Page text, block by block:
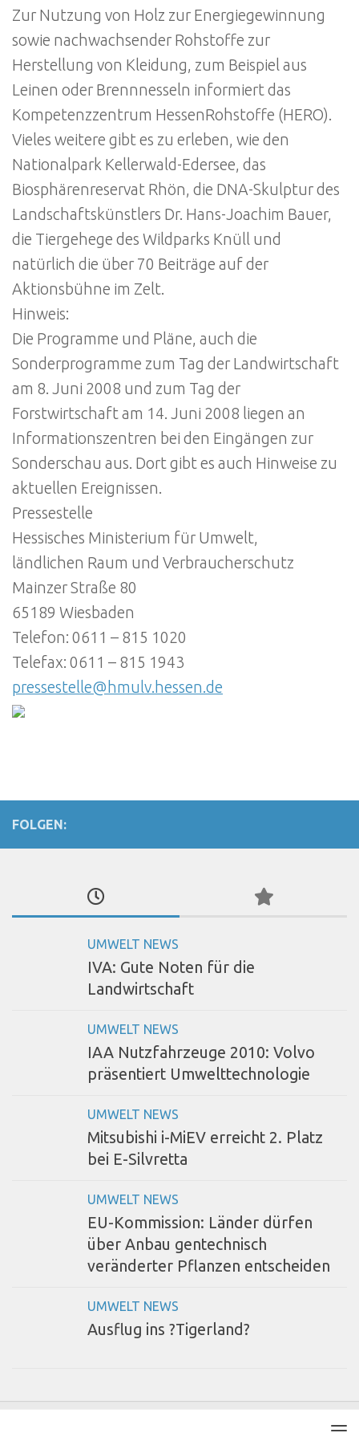
Zur Nutzung von Holz zur Energiegewinnung
sowie nachwachsender Rohstoffe zur
Herstellung von Kleidung, zum Beispiel aus
Leinen oder Brennnesseln informiert das
Kompetenzzentrum HessenRohstoffe (HERO).
Vieles weitere gibt es zu erleben, wie den
Nationalpark Kellerwald-Edersee, das
Biosphärenreservat Rhön, die DNA-Skulptur des
Landschaftskünstlers Dr. Hans-Joachim Bauer,
die Tiergehege des Wildparks Knüll und
natürlich die über 70 Beiträge auf der
Aktionsbühne im Zelt.
Hinweis:
Die Programme und Pläne, auch die
Sonderprogramme zum Tag der Landwirtschaft
am 8. Juni 2008 und zum Tag der
Forstwirtschaft am 14. Juni 2008 liegen an
Informationszentren bei den Eingängen zur
Sonderschau aus. Dort gibt es auch Hinweise zu
aktuellen Ereignissen.
Pressestelle
Hessisches Ministerium für Umwelt,
ländlichen Raum und Verbraucherschutz
Mainzer Straße 80
65189 Wiesbaden
Telefon: 0611 – 815 1020
Telefax: 0611 – 815 1943
pressestelle@hmulv.hessen.de
FOLGEN:
UMWELT NEWS
IVA: Gute Noten für die
Landwirtschaft
UMWELT NEWS
IAA Nutzfahrzeuge 2010: Volvo
präsentiert Umwelttechnologie
UMWELT NEWS
Mitsubishi i-MiEV erreicht 2. Platz
bei E-Silvretta
UMWELT NEWS
EU-Kommission: Länder dürfen
über Anbau gentechnisch
veränderter Pflanzen entscheiden
UMWELT NEWS
Ausflug ins ?Tigerland?